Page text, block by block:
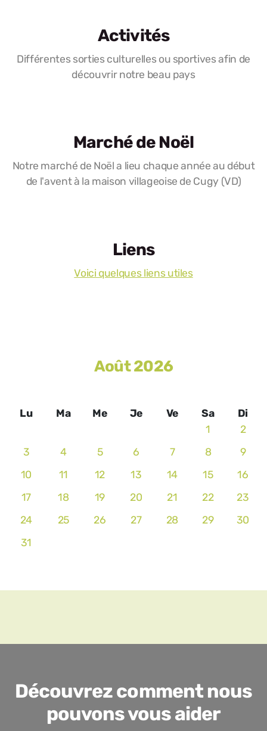
Activités
Différentes sorties culturelles ou sportives afin de
découvrir notre beau pays
Marché de Noël
Notre marché de Noël a lieu chaque année au début
de l'avent à la maison villageoise de Cugy (VD)
Liens
Voici quelques liens utiles
Août 2026
Lu Ma Me Je Ve Sa
Di
1
2
3
4 5 6 7 8
9
10
11 12 13 14 15
16
17
18 19 20 21 22
23
24
25 26 27 28 29
30
31
Découvrez comment nous
pouvons vous aider